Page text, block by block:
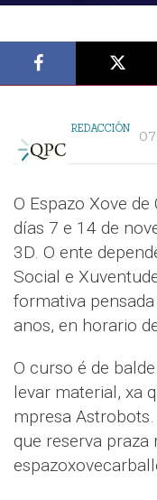
REDACCIÓN
O Espazo Xove
días 7 e 14 de
3D. O ente
Social e
formativa
anos, en horario
O curso é de
levar material, xa
mpresa
que reserva